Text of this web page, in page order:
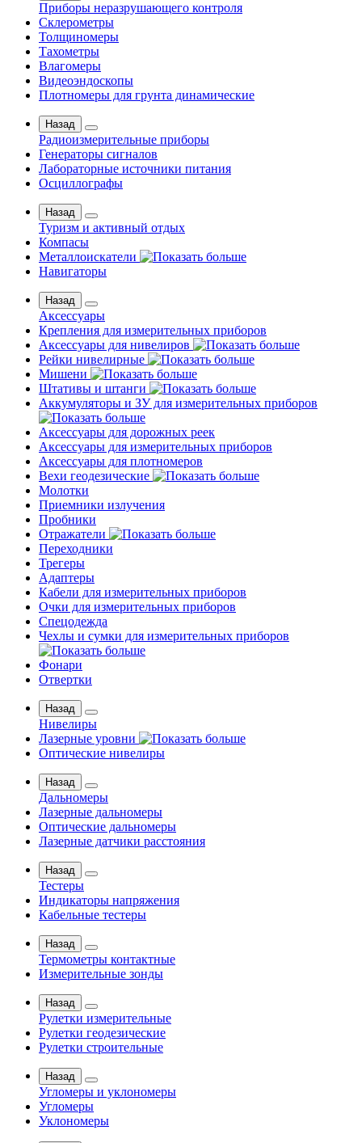
Приборы неразрушающего контроля
Склерометры
Толщиномеры
Тахометры
Влагомеры
Видеоэндоскопы
Плотномеры для грунта динамические
Назад
Радиоизмерительные приборы
Генераторы сигналов
Лабораторные источники питания
Осциллографы
Назад
Туризм и активный отдых
Компасы
Металлоискатели
Навигаторы
Назад
Аксессуары
Крепления для измерительных приборов
Аксессуары для нивелиров
Рейки нивелирные
Мишени
Штативы и штанги
Аккумуляторы и ЗУ для измерительных приборов
Аксессуары для дорожных реек
Аксессуары для измерительных приборов
Аксессуары для плотномеров
Вехи геодезические
Молотки
Приемники излучения
Пробники
Отражатели
Переходники
Трегеры
Адаптеры
Кабели для измерительных приборов
Очки для измерительных приборов
Спецодежда
Чехлы и сумки для измерительных приборов
Фонари
Отвертки
Назад
Нивелиры
Лазерные уровни
Оптические нивелиры
Назад
Дальномеры
Лазерные дальномеры
Оптические дальномеры
Лазерные датчики расстояния
Назад
Тестеры
Индикаторы напряжения
Кабельные тестеры
Назад
Термометры контактные
Измерительные зонды
Назад
Рулетки измерительные
Рулетки геодезические
Рулетки строительные
Назад
Угломеры и уклономеры
Угломеры
Уклономеры